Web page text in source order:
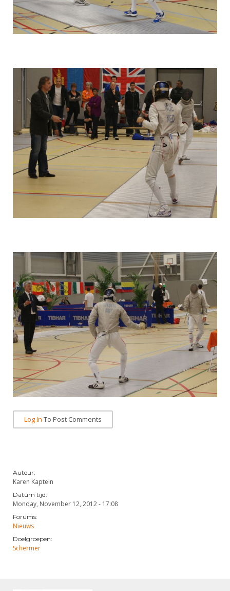
Log In To Post Comments
Auteur:
Karen Kaptein
Datum tijd:
Monday, November 12, 2012 - 17:08
Forums:
Nieuws
Doelgroepen:
Schermer